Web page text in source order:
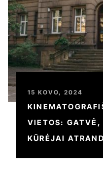
15 KOVO, 2024
VIETOS: GATVĖ,
KŪRĖJAI